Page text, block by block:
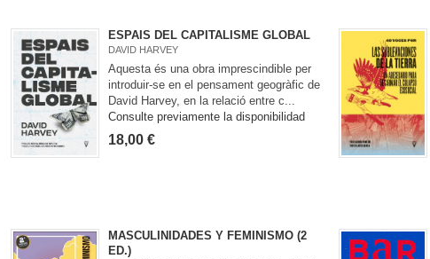
ESPAIS DEL CAPITALISME GLOBAL
DAVID HARVEY
Aquesta és una obra imprescindible per
introduir-se en el pensament geogràfic de
David Harvey, en la relació entre c...
Consulte previamente la disponibilidad
18,00 €
MASCULINIDADES Y FEMINISMO (2
ED.)